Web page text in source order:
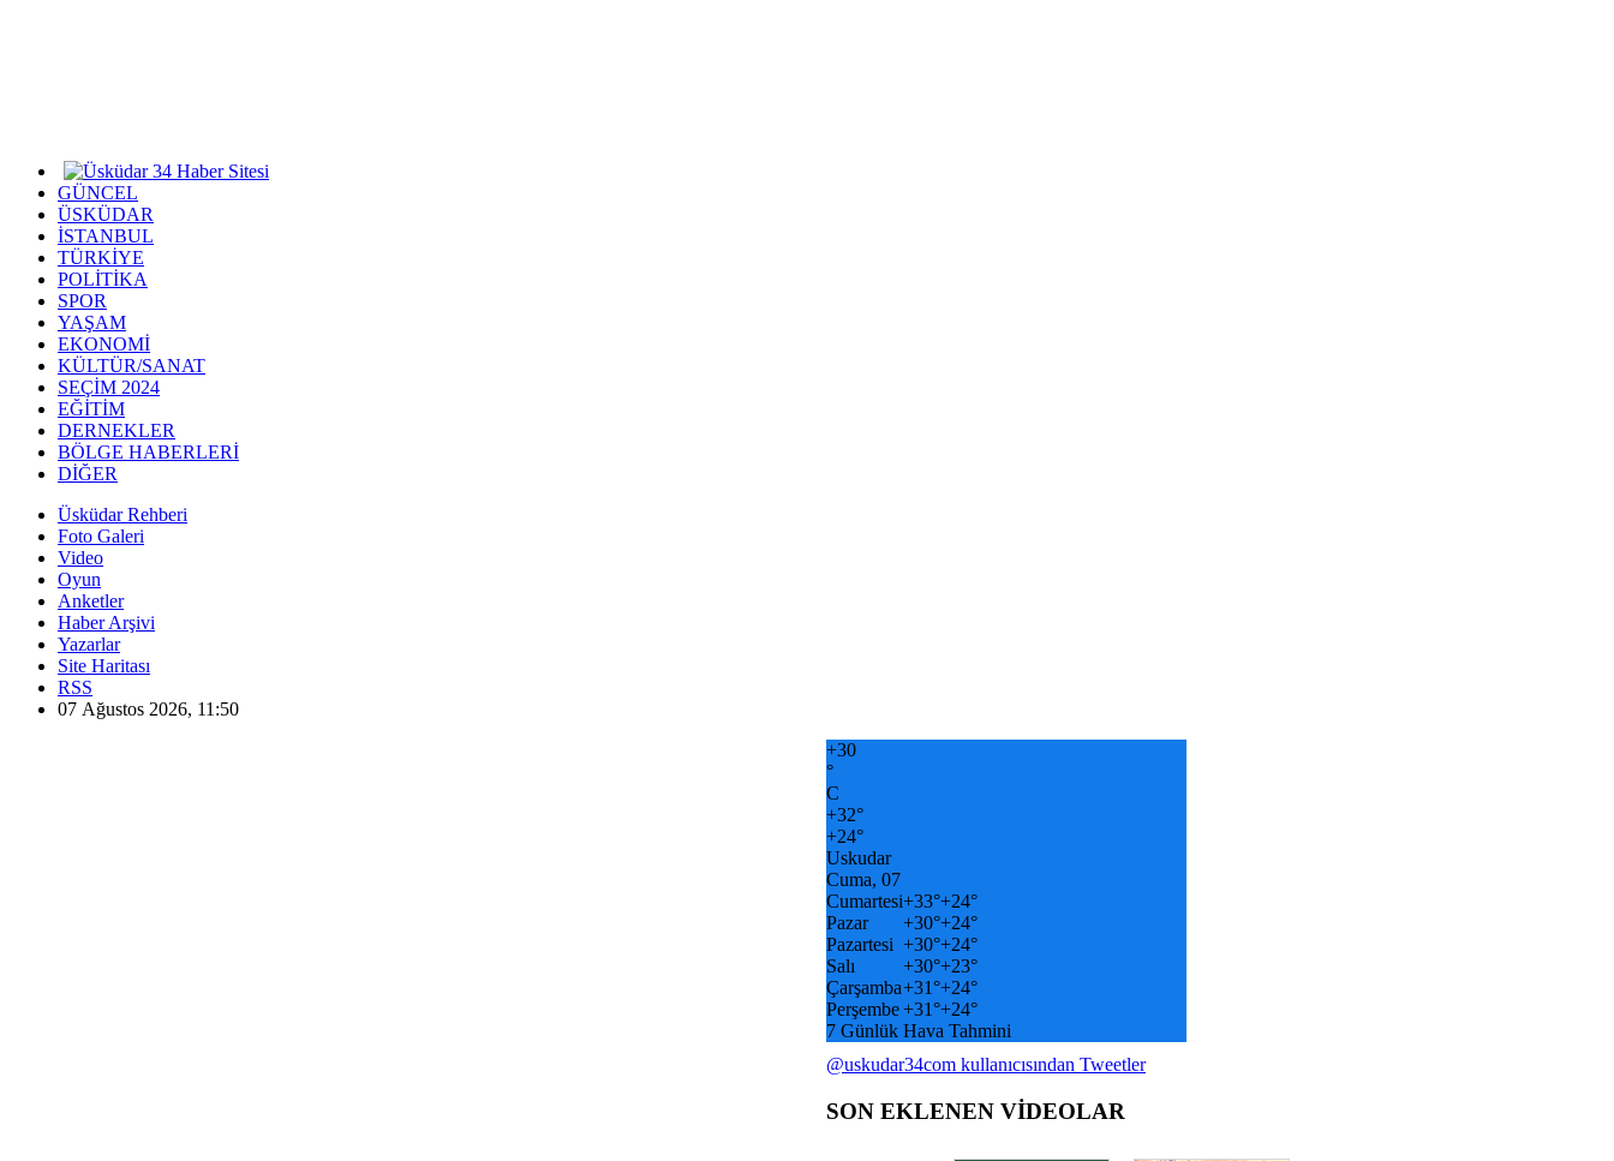
GÜNCEL
ÜSKÜDAR
İSTANBUL
TÜRKİYE
POLİTİKA
SPOR
YAŞAM
EKONOMİ
KÜLTÜR/SANAT
SEÇİM 2024
EĞİTİM
DERNEKLER
BÖLGE HABERLERİ
DİĞER
Üsküdar Rehberi
Foto Galeri
Video
Oyun
Anketler
Haber Arşivi
Yazarlar
Site Haritası
RSS
07 Ağustos 2026, 11:50
+30
°
C
+32°
+24°
Uskudar
Cuma, 07
Cumartesi+33°+24°
Pazar
+30°+24°
Pazartesi +30°+24°
Salı
+30°+23°
Çarşamba+31°+24°
Perşembe+31°+24°
7 Günlük Hava Tahmini
@uskudar34com kullanıcısından Tweetler
SON EKLENEN VİDEOLAR